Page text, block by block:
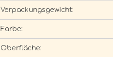
Verpackungsgewicht:
Farbe:
Oberfläche: